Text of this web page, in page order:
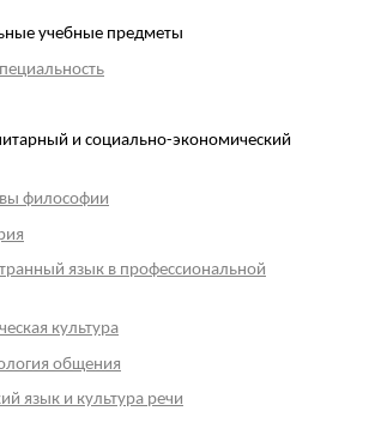
учебные предметы
и социально-экономический
язык в профессиональной
культура
общения
и культура речи